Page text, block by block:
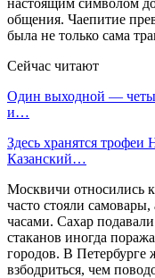
общения. Чаепитие
была не только сама
Сейчас читают
Один выходной —
и…
Здесь хранятся трофеи
Казанский…
Москвичи относились
часто стояли
часами. Сахар
стаканов иногда
городов. В Петербурге
взбодриться, чем